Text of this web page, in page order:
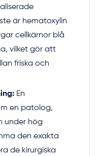
är hematoxylin
cellkärnor blå
vilket gör att
friska och
En
en patolog,
under hög
den exakta
de kirurgiska